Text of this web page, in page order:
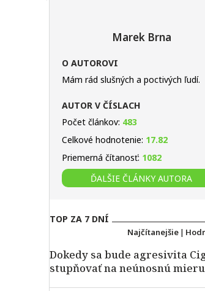
Marek Brna
O AUTOROVI
Mám rád slušných a poctivých ľudí.
AUTOR V ČÍSLACH
Počet článkov: 483
Celkové hodnotenie: 17.82
Priemerná čítanosť: 1082
ĎALŠIE ČLÁNKY AUTORA
TOP ZA 7 DNÍ
Najčítanejšie |
Dokedy sa bude agresivita
stupňovať na neúnosnú